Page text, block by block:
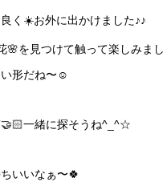
く☀️お外に出かけました♪♪
🌸を見つけて触って楽しみま
形だね〜☺️
一緒に探そうね^_^☆
いいなぁ〜🍀